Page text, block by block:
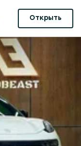
Открыть